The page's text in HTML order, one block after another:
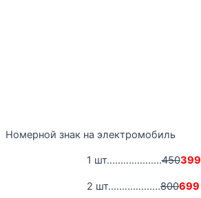
Номерной знак на электромобиль
1 шт....................450399
2 шт...................800699